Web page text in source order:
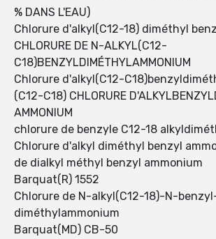
% DANS L'EAU)
Chlorure d'alkyl(C12-18) diméthyl
CHLORURE DE N-ALKYL(C12-
C18)BENZYLDIMÉTHYLAMMONIUM
Chlorure d'alkyl(C12-
(C12-C18) CHLORURE
AMMONIUM
chlorure de benzyle C12-18
Chlorure d'alkyl diméthyl benzyl
de dialkyl méthyl benzyl ammonium
Barquat(R) 1552
Chlorure de N-alkyl(C12-18)-N-
diméthylammonium
Barquat(MD) CB-50